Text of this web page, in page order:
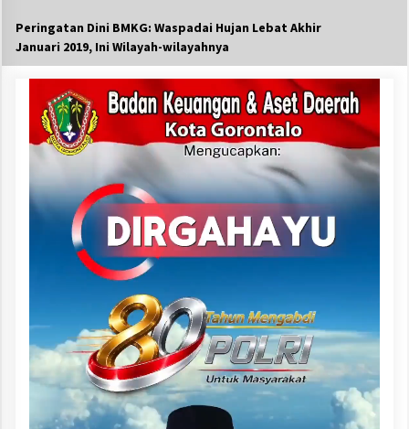
Peringatan Dini BMKG: Waspadai Hujan Lebat Akhir
Januari 2019, Ini Wilayah-wilayahnya